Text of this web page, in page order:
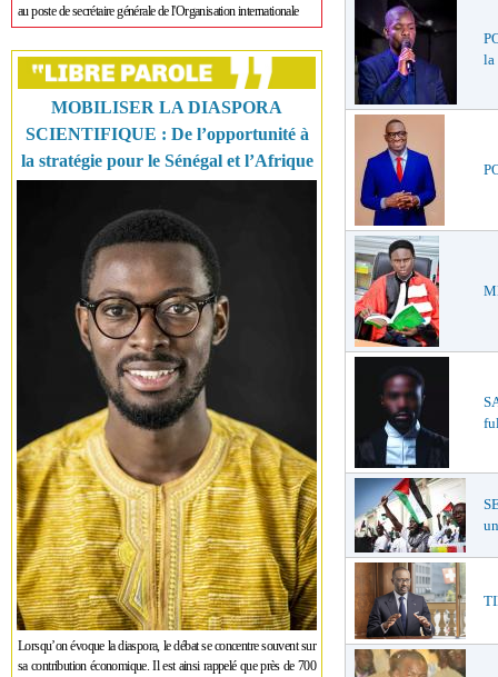
au poste de secrétaire générale de l'Organisation internationale
MOBILISER LA DIASPORA
SCIENTIFIQUE : De l’opportunité à
la stratégie pour le Sénégal et l’Afrique
Lorsqu’on évoque la diaspora, le débat se concentre souvent sur
sa contribution économique. Il est ainsi rappelé que près de 700
la